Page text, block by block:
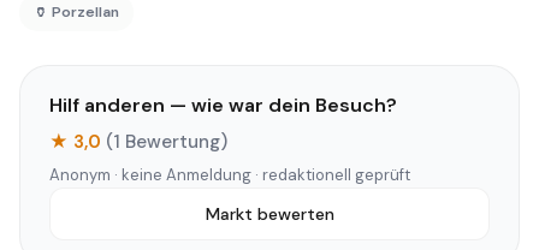
🏺 Porzellan
Hilf anderen — wie war dein Besuch?
★ 3,0 (1 Bewertung)
Anonym · keine Anmeldung · redaktionell geprüft
Markt bewerten